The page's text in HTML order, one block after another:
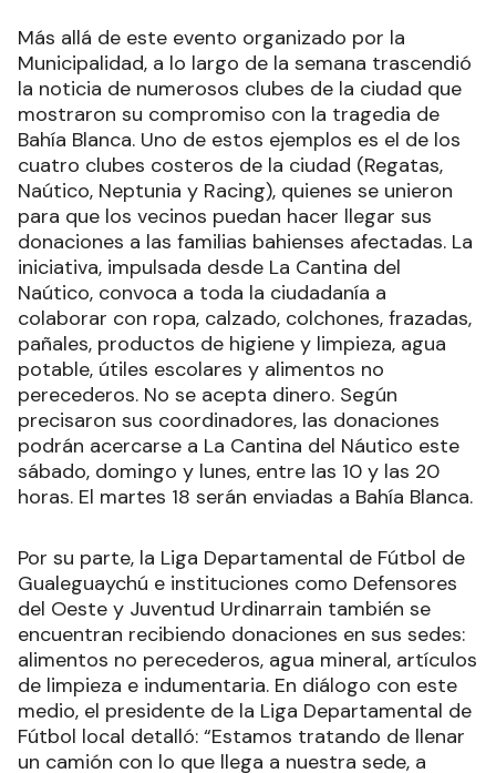
Más allá de este evento organizado por la
Municipalidad, a lo largo de la semana trascendió
la noticia de numerosos clubes de la ciudad que
mostraron su compromiso con la tragedia de
Bahía Blanca. Uno de estos ejemplos es el de los
cuatro clubes costeros de la ciudad (Regatas,
Naútico, Neptunia y Racing), quienes se unieron
para que los vecinos puedan hacer llegar sus
donaciones a las familias bahienses afectadas. La
iniciativa, impulsada desde La Cantina del
Naútico, convoca a toda la ciudadanía a
colaborar con ropa, calzado, colchones, frazadas,
pañales, productos de higiene y limpieza, agua
potable, útiles escolares y alimentos no
perecederos. No se acepta dinero. Según
precisaron sus coordinadores, las donaciones
podrán acercarse a La Cantina del Náutico este
sábado, domingo y lunes, entre las 10 y las 20
horas. El martes 18 serán enviadas a Bahía Blanca.
Por su parte, la Liga Departamental de Fútbol de
Gualeguaychú e instituciones como Defensores
del Oeste y Juventud Urdinarrain también se
encuentran recibiendo donaciones en sus sedes:
alimentos no perecederos, agua mineral, artículos
de limpieza e indumentaria. En diálogo con este
medio, el presidente de la Liga Departamental de
Fútbol local detalló: “Estamos tratando de llenar
un camión con lo que llega a nuestra sede, a